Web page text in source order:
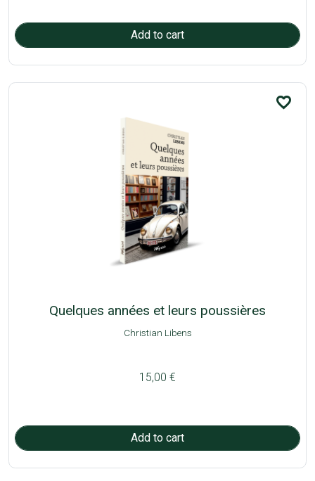
favorite_border
Quelques années et leurs poussières
Christian Libens
15,00 €